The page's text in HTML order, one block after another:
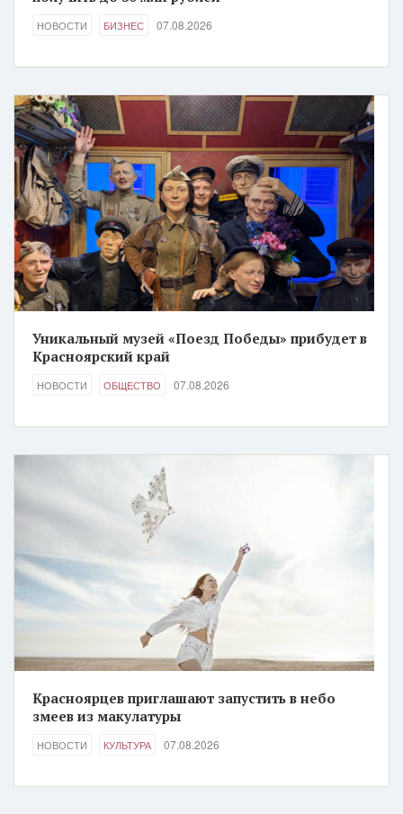
НОВОСТИ БИЗНЕС 07.08.2026
Уникальный музей «Поезд Победы» прибудет в
Красноярский край
НОВОСТИ ОБЩЕСТВО 07.08.2026
Красноярцев приглашают запустить в небо
змеев из макулатуры
НОВОСТИ КУЛЬТУРА 07.08.2026